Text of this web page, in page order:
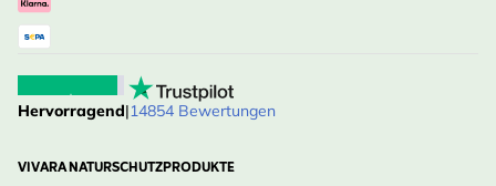
Hervorragend|14854 Bewertungen
VIVARA NATURSCHUTZPRODUKTE